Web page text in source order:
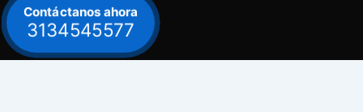
Contáctanos ahora
3134545577